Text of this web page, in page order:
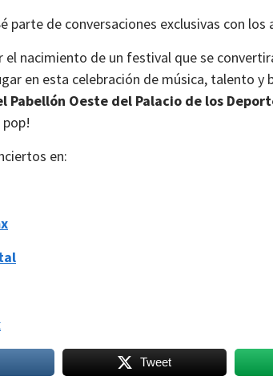
parte de conversaciones exclusivas con los
nacimiento de un festival que se
en esta celebración de música, talento y
Pabellón Oeste del Palacio de los
en:
Tweet